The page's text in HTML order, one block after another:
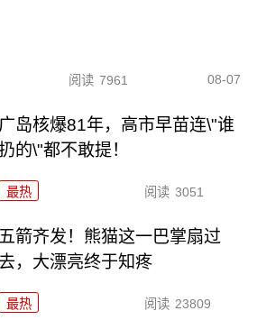
阅读 7961 08-07
广岛核爆81年，高市早苗连\"谁
的\"都不敢提！
最热 阅读 3051
五箭齐发！熊猫这一巴掌扇过
去，大漂亮终于知疼
最热 阅读 23809